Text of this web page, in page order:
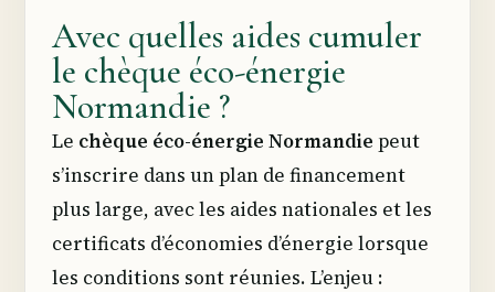
Avec quelles aides cumuler
le chèque éco-énergie
Normandie ?
Le chèque éco-énergie Normandie peut
s’inscrire dans un plan de financement
plus large, avec les aides nationales et les
certificats d’économies d’énergie lorsque
les conditions sont réunies. L’enjeu :